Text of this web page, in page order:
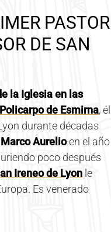
PASTOR
DE SAN
la Iglesia en las
de Esmirna, él
durante décadas
Marco Aurelioen el año
poco después
Ireneo de Lyon le
Es venerado